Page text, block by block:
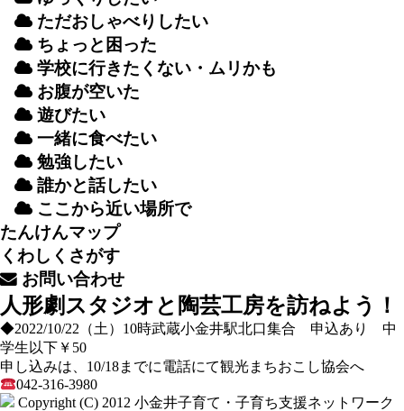
ただおしゃべりしたい
ちょっと 困 った
学校に行きたくない・ムリかも
お腹が空いた
遊びたい
一緒に食べたい
勉強したい
誰かと話したい
ここから近い場所で
たんけんマップ
くわしくさがす
お問い合わせ
人形劇スタジオと陶芸工房を訪ねよう！
◆2022/10/22（土）10時武蔵小金井駅北口集合 申込あり 中
学生以下￥50
申し込みは、10/18までに電話にて観光まちおこし協会へ
042-316-3980
Copyright (C) 2012 小金井子育て・子育ち支援ネットワーク